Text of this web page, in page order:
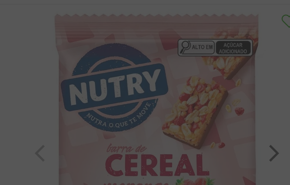
amendoim
chiclete
º
salgadinho
pipoca
kit junina